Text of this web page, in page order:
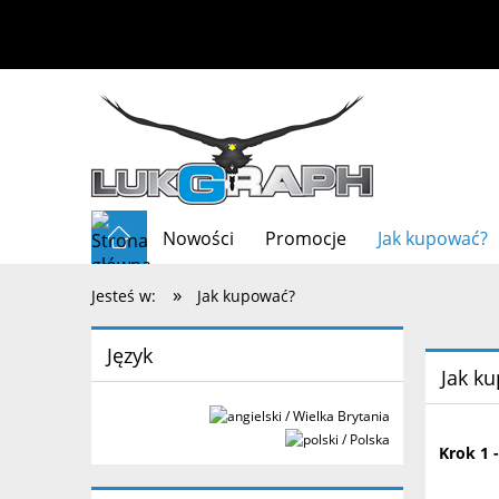
Nowości Promocje Jak kupować?
Jesteś w: » Jak kupować?
Język
Jak
Krok 1